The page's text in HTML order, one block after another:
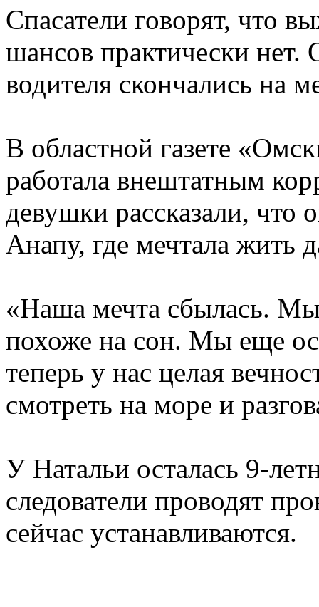
Спасатели говорят, что
шансов практически
водителя скончались на
В областной газете
работала внештатным
девушки рассказали, что
Анапу, где мечтала жить
«Наша мечта сбылась.
похоже на сон. Мы еще
теперь у нас целая
смотреть на море и
У Натальи осталась 9-
следователи проводят
сейчас устанавливаются.